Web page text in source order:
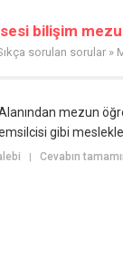
bilişim
sorulan sorular »
mezun
gibi
| Cevabın